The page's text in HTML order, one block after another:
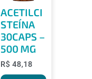
ACETILCI
STEÍNA
30CAPS –
500 MG
R$ 48,18